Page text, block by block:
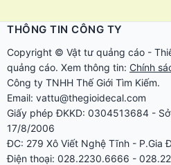
THÔNG TIN CÔNG TY
Copyright © Vật tư quảng cáo -
quảng cáo. Xem thông tin: Chính
Công ty TNHH Thế Giới Tìm Kiếm.
Email: vattu@thegioidecal.com
Giấy phép ĐKKD: 0304513684 -
17/8/2006
ĐC: 279 Xô Viết Nghệ Tĩnh - P.Gia
Điện thoại: 028.2230.6666 -